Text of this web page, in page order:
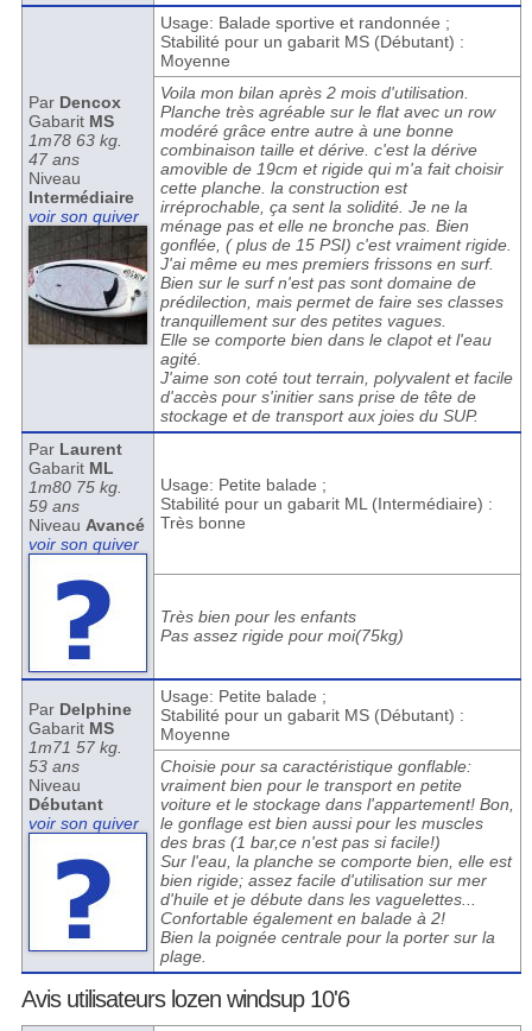
Par Dencox
Gabarit MS
1m78 63 kg.
47 ans
Niveau
Intermédiaire
voir son quiver
Usage: Balade sportive et randonnée ;
Stabilité pour un gabarit MS (Débutant) :
Moyenne
Voila mon bilan après 2 mois d'utilisation.
Planche très agréable sur le flat avec un row
modéré grâce entre autre à une bonne
combinaison taille et dérive. c'est la dérive
amovible de 19cm et rigide qui m'a fait choisir
cette planche. la construction est
irréprochable, ça sent la solidité. Je ne la
ménage pas et elle ne bronche pas. Bien
gonflée, ( plus de 15 PSI) c'est vraiment rigide.
J'ai même eu mes premiers frissons en surf.
Bien sur le surf n'est pas sont domaine de
prédilection, mais permet de faire ses classes
tranquillement sur des petites vagues.
Elle se comporte bien dans le clapot et l'eau
agité.
J'aime son coté tout terrain, polyvalent et facile
d'accès pour s'initier sans prise de tête de
stockage et de transport aux joies du SUP.
Par Laurent
Gabarit ML
1m80 75 kg.
59 ans
Niveau Avancé
voir son quiver
Usage: Petite balade ;
Stabilité pour un gabarit ML (Intermédiaire) :
Très bonne
Très bien pour les enfants
Pas assez rigide pour moi(75kg)
Par Delphine
Gabarit MS
1m71 57 kg.
53 ans
Niveau
Débutant
voir son quiver
Usage: Petite balade ;
Stabilité pour un gabarit MS (Débutant) :
Moyenne
Choisie pour sa caractéristique gonflable:
vraiment bien pour le transport en petite
voiture et le stockage dans l'appartement! Bon,
le gonflage est bien aussi pour les muscles
des bras (1 bar,ce n'est pas si facile!)
Sur l'eau, la planche se comporte bien, elle est
bien rigide; assez facile d'utilisation sur mer
d'huile et je débute dans les vaguelettes...
Confortable également en balade à 2!
Bien la poignée centrale pour la porter sur la
plage.
Avis utilisateurs lozen windsup 10'6